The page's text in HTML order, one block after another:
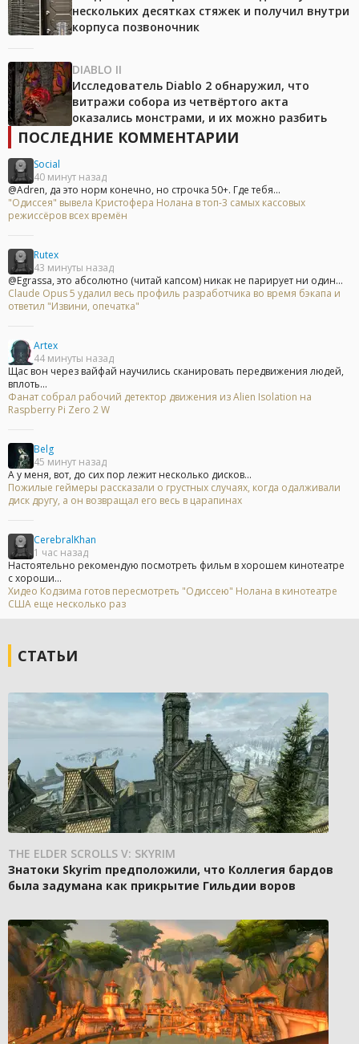
нескольких десятках стяжек и получил внутри
корпуса позвоночник
DIABLO II
Исследователь Diablo 2 обнаружил, что
витражи собора из четвёртого акта
оказались монстрами, и их можно разбить
ПОСЛЕДНИЕ КОММЕНТАРИИ
Social
40 минут назад
@Adren, да это норм конечно, но строчка 50+. Где тебя...
"Одиссея" вывела Кристофера Нолана в топ-3 самых кассовых
режиссёров всех времён
Rutex
43 минуты назад
@Egrassa, это абсолютно (читай капсом) никак не парирует ни один...
Claude Opus 5 удалил весь профиль разработчика во время бэкапа и
ответил "Извини, опечатка"
Artex
44 минуты назад
Щас вон через вайфай научились сканировать передвижения людей,
вплоть...
Фанат собрал рабочий детектор движения из Alien Isolation на
Raspberry Pi Zero 2 W
Belg
45 минут назад
А у меня, вот, до сих пор лежит несколько дисков...
Пожилые геймеры рассказали о грустных случаях, когда одалживали
диск другу, а он возвращал его весь в царапинах
CerebralKhan
1 час назад
Настоятельно рекомендую посмотреть фильм в хорошем кинотеатре
с хороши...
Хидео Кодзима готов пересмотреть "Одиссею" Нолана в кинотеатре
США еще несколько раз
СТАТЬИ
THE ELDER SCROLLS V: SKYRIM
Знатоки Skyrim предположили, что Коллегия бардов
была задумана как прикрытие Гильдии воров